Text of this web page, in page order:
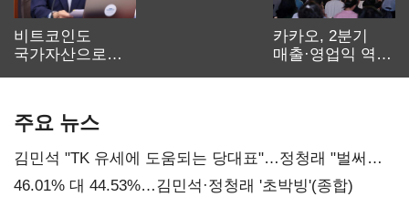
비트코인도
국가자산으로…'
카카오, 2분기
매출·영업익 역대
주요 뉴스
김민석 "TK 유세에 도움되는 당대표"…정청래 "벌써
대표된 양 당직 배분"
46.01% 대 44.53%…김민석·정청래 '초박빙'(종합)